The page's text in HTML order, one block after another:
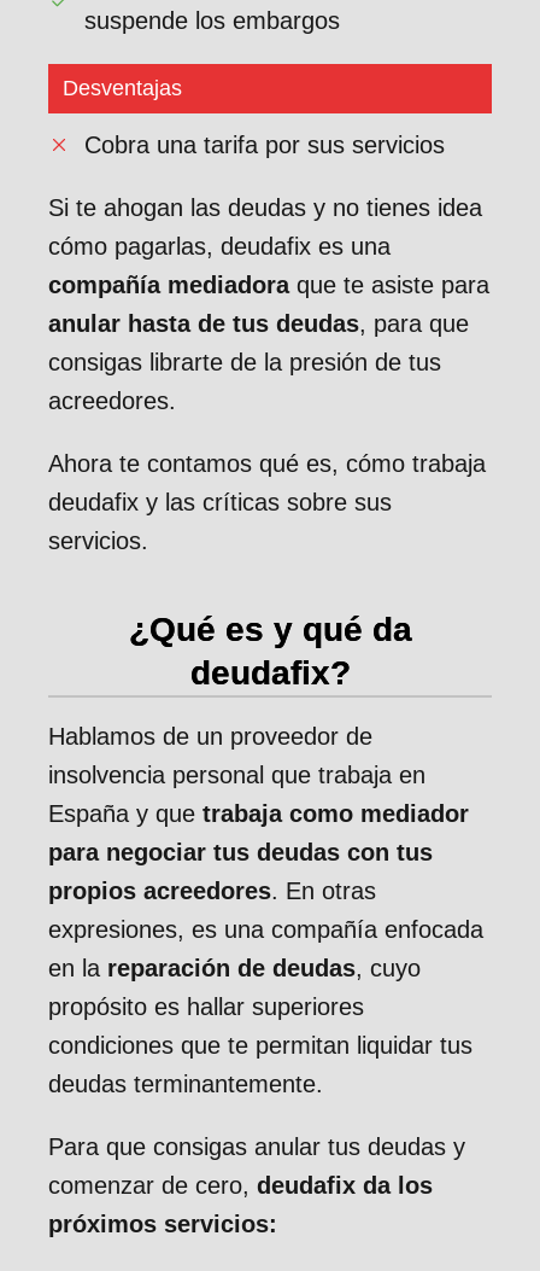
suspende los embargos
Desventajas
Cobra una tarifa por sus servicios
Si te ahogan las deudas y no tienes idea
cómo pagarlas, deudafix es una
compañía mediadoraque te asiste para
anular hasta de tus deudas, para que
consigas librarte de la presión de tus
acreedores.
Ahora te contamos qué es, cómo trabaja
deudafix y las críticas sobre sus
servicios.
¿Qué es y qué da
deudafix?
Hablamos de un proveedor de
insolvencia personal que trabaja en
España y que trabaja como mediador
para negociar tus deudas con tus
propios acreedores. En otras
expresiones, es una compañía enfocada
en la reparación de deudas, cuyo
propósito es hallar superiores
condiciones que te permitan liquidar tus
deudas terminantemente.
Para que consigas anular tus deudas y
comenzar de cero, deudafix da los
próximos servicios: